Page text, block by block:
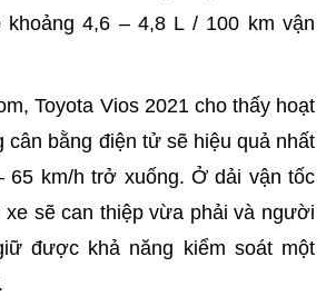
4,6 – 4,8 L / 100 km vận
Toyota Vios 2021 cho thấy hoạt
cân bằng điện tử sẽ hiệu quả nhất
65 km/h trở xuống. Ở dải vận tốc
xe sẽ can thiệp vừa phải và người
được khả năng kiểm soát một